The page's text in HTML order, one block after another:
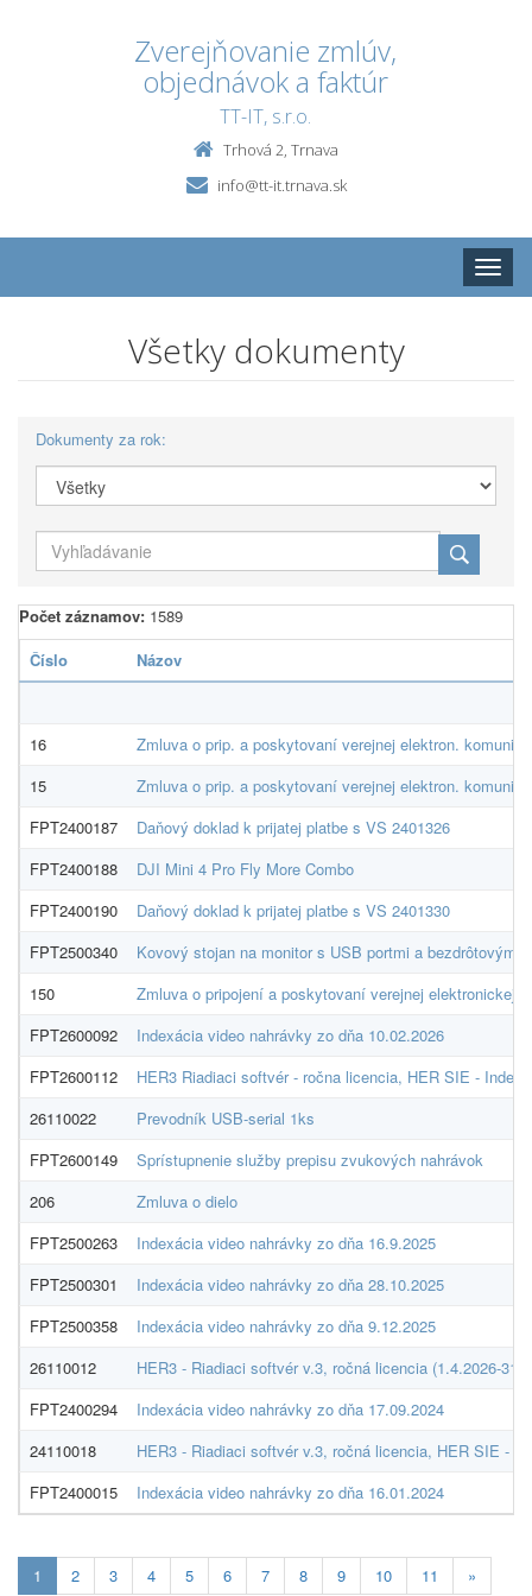
Zverejňovanie zmlúv,
objednávok a faktúr
TT-IT, s.r.o.
Trhová 2, Trnava
info@tt-it.trnava.sk
Toggle
Všetky dokumenty
Dokumenty za rok:
Počet záznamov: 1589
Číslo
Názov
16
Zmluva o prip. a poskytovaní verejnej elektron.
15
Zmluva o prip. a poskytovaní verejnej elektron.
FPT2400187
Daňový doklad k prijatej platbe s VS 2401326
FPT2400188
DJI Mini 4 Pro Fly More Combo
FPT2400190
Daňový doklad k prijatej platbe s VS 2401330
FPT2500340
Kovový stojan na monitor s USB portmi a bezdrôtovým
150
Zmluva o pripojení a poskytovaní verejnej elektronickej
FPT2600092
Indexácia video nahrávky zo dňa 10.02.2026
FPT2600112
HER3 Riadiaci softvér - ročna licencia, HER SIE -
26110022
Prevodník USB-serial 1ks
FPT2600149
Sprístupnenie služby prepisu zvukových nahrávok
206
Zmluva o dielo
FPT2500263
Indexácia video nahrávky zo dňa 16.9.2025
FPT2500301
Indexácia video nahrávky zo dňa 28.10.2025
FPT2500358
Indexácia video nahrávky zo dňa 9.12.2025
26110012
HER3 - Riadiaci softvér v.3, ročná licencia (1.4.2026-
FPT2400294
Indexácia video nahrávky zo dňa 17.09.2024
24110018
HER3 - Riadiaci softvér v.3, ročná licencia, HER SIE -
FPT2400015
Indexácia video nahrávky zo dňa 16.01.2024
1 Aktuálna
2 3 4 5 6 7 8 9 10 11 »